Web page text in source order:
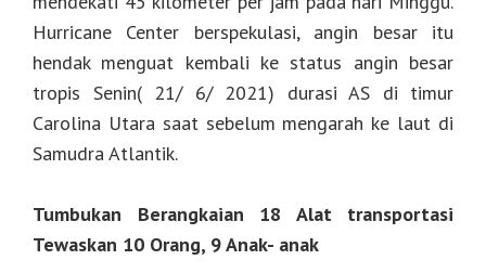
Hurricane Center berspekulasi, angin besar itu
hendak menguat kembali ke status angin besar
tropis Senin( 21/ 6/ 2021) durasi AS di timur
Carolina Utara saat sebelum mengarah ke laut di
Samudra Atlantik.
Tumbukan Berangkaian 18 Alat transportasi
Tewaskan 10 Orang, 9 Anak- anak